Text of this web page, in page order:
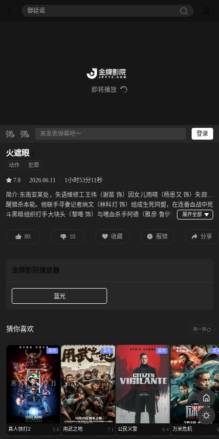
御廷谣‎
即将播放
登录
火遮眼
动作 犯罪
7.9 2026.06.11 1小时53分11秒
简介:东南亚某处，失语维修工王伟（谢苗 饰）因女儿雨晴（杨恩又 饰）失踪觉
醒猎杀本能。他联手寻妻记者纳文（林科灯 饰）组成生死同盟，在连番血战中死
斗黑暗组织打手大块头（黎唯 饰）与嗜血杀手阿德（雅彦·鲁伊安
内死斗，一场又一场血腥残暴的生死拼杀连番上演，与此同时雨晴也在魔窟中用
80 10 收藏 报错 分享
金牌影院播放器
蓝光
猜你喜欢 换一换
蓝光
真人快打2 5.8
蓝光
用武之地 7.1
蓝光
公民义警 6.4
蓝
万米危机